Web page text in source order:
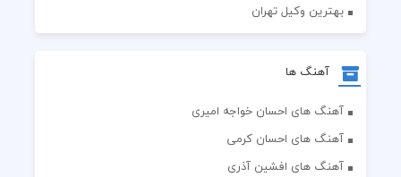
بهترین وکیل تهران
آهنگ ها
آهنگ های احسان خواجه امیری
آهنگ های احسان کرمی
آهنگ های افشین آذری